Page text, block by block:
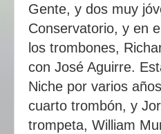
Gente, y dos muy
Conservatorio, y en
los trombones,
con José Aguirre.
Niche por varios
cuarto trombón, y
trompeta, William